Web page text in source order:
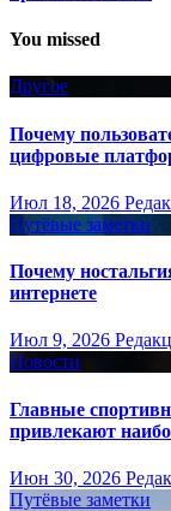
You missed
Другое
Почему
цифровые
Июл 18, 2026
Путёвые заметки
Почему
интернете
Июл 9, 2026
Новости
Главные
привлекают
Июн 30, 2026
Путёвые заметки